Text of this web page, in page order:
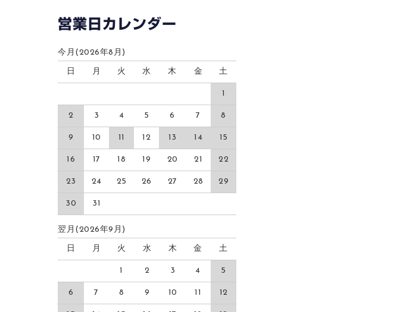
営業日カレンダー
今月(2026年8月)
日 月 火 水 木 金 土
1
2 3 4 5 6 7 8
9 10 11 12 13 14 15
16 17 18 19 20 21 22
23 24 25 26 27 28 29
30 31
翌月(2026年9月)
日 月 火 水 木 金 土
1 2 3 4 5
6 7 8 9 10 11 12